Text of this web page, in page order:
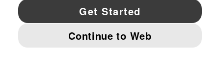
YouTube Twitter Pinterest
IMPRINT AND LEGAL DATA